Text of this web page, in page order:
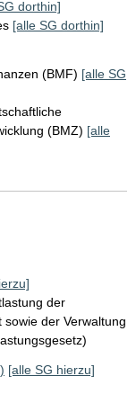
dorthin]
[alle SG dorthin]
(BMF) [alle SG
(BMZ) [alle
der
der Verwaltung
[alle SG hierzu]